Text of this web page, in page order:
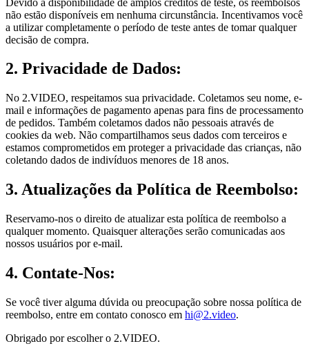
não estão disponíveis em nenhuma circunstância. Incentivamos você
a utilizar completamente o período de teste antes de tomar qualquer
decisão de compra.
2. Privacidade de Dados:
No 2.VIDEO, respeitamos sua privacidade. Coletamos seu nome, e-
mail e informações de pagamento apenas para fins de processamento
de pedidos. Também coletamos dados não pessoais através de
cookies da web. Não compartilhamos seus dados com terceiros e
estamos comprometidos em proteger a privacidade das crianças, não
coletando dados de indivíduos menores de 18 anos.
3. Atualizações da Política de Reembolso:
Reservamo-nos o direito de atualizar esta política de reembolso a
qualquer momento. Quaisquer alterações serão comunicadas aos
nossos usuários por e-mail.
4. Contate-Nos:
Se você tiver alguma dúvida ou preocupação sobre nossa política de
reembolso, entre em contato conosco em hi@2.video.
Obrigado por escolher o 2.VIDEO.